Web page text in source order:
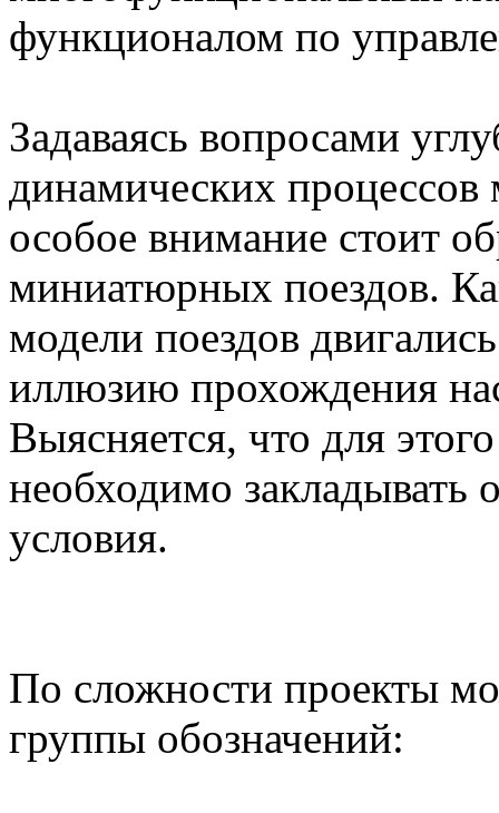
функционалом по
Задаваясь вопросами
динамических
особое внимание стоит
миниатюрных поездов.
модели поездов
иллюзию прохождения
Выясняется, что для
необходимо закладывать
условия.
По сложности проекты
группы обозначений: